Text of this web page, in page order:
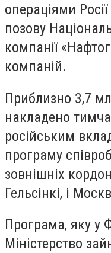
операціями Росії
позову
компанії
компаній.
Приблизно 3,7
накладено
російським
програму
зовнішніх
Гельсінкі, і
Програма, яку у
Міністерство